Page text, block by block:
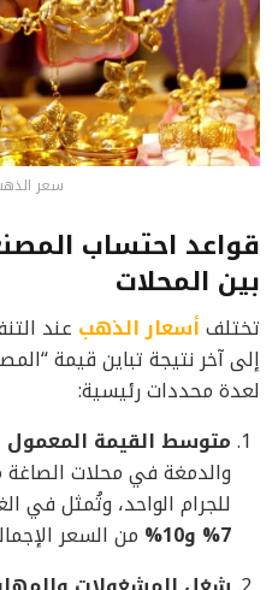
سعر
قواعد احتساب
بين المحلات
تختلفأسعار الذهبعند
إلى آخر نتيجة تباين قيمة
لعدة محددات رئيسية:
متوسط القيمة المعمول
والدمغة في محلات الصاغة
للجرام الواحد، وتُمثل في
7% و10%
من السعر